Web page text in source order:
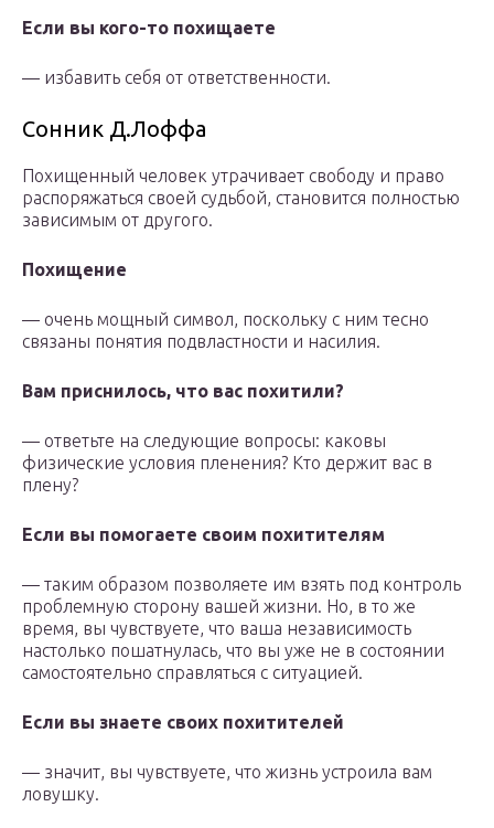
Если вы кого-то похищаете
— избавить себя от ответственности.
Сонник Д.Лоффа
Похищенный человек утрачивает свободу и право
распоряжаться своей судьбой, становится полностью
зависимым от другого.
Похищение
— очень мощный символ, поскольку с ним тесно
связаны понятия подвластности и насилия.
Вам приснилось, что вас похитили?
— ответьте на следующие вопросы: каковы
физические условия пленения? Кто держит вас в
плену?
Если вы помогаете своим похитителям
— таким образом позволяете им взять под контроль
проблемную сторону вашей жизни. Но, в то же
время, вы чувствуете, что ваша независимость
настолько пошатнулась, что вы уже не в состоянии
самостоятельно справляться с ситуацией.
Если вы знаете своих похитителей
— значит, вы чувствуете, что жизнь устроила вам
ловушку.